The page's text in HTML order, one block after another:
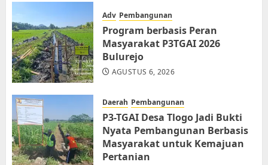
Adv Pembangunan
Program berbasis Peran
Masyarakat P3TGAI 2026
Bulurejo
AGUSTUS 6, 2026
Daerah Pembangunan
P3-TGAI Desa Tlogo Jadi Bukti
Nyata Pembangunan Berbasis
Masyarakat untuk Kemajuan
Pertanian